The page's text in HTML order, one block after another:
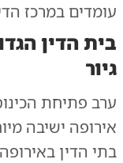
עומדים במרכז
בית הדין
גיור
ערב פתיחת
אירופה ישיבה
בתי הדין